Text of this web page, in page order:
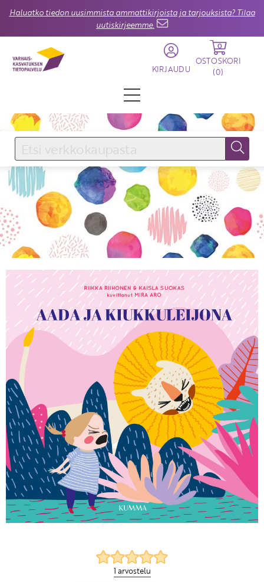
Haluatko tiedon uusimmista ammattikirjoista ja tarjouksista? Tilaa
uutiskirjeemme.
KIRJAUDU
0
OSTOSKORI
(0)
KIRJAUDU SISÄÄN
Käyttäjätunnus
Salasana
Unohtuiko salasana?
KIRJAUDU SISÄÄN
Etkö ole vielä Varhaiskasvatuksen Tietopalvelun
jäsen?
Liity tästä!
1 arvostelu